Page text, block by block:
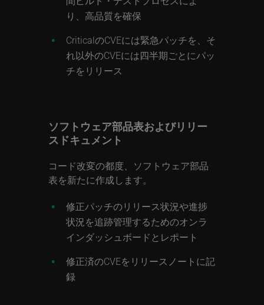
り、高品質を確保
CriticalのCVEには緊急パッチを、そ
れ以外のCVEには四半期ごとにパッ
チをリリース
ソフトウェア部品表およびリリー
スドキュメント
コード改変の都度、ソフトウェア部品
表を新たに作成します。
修正パッチのリリース状況や進捗
状況を追跡管理するためのオンラ
インダッシュボードとレポート
修正済のCVEをリリースノートに記
録